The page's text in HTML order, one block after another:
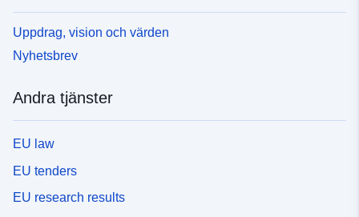
Uppdrag, vision och värden
Nyhetsbrev
Andra tjänster
EU law
EU tenders
EU research results